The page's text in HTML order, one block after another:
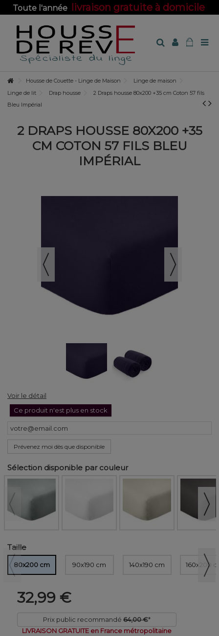
Toute l'année livraison gratuite à domicile
Housse de Couette - Linge de Maison
Linge de maison
Linge de lit
Drap housse
2 Draps housse 80x200 +35 cm Coton 57 fils
Bleu Impérial
2 DRAPS HOUSSE 80X200 +35
CM COTON 57 FILS BLEU
IMPÉRIAL
Voir le détail
Ce produit n'est plus en stock
Prévenez moi dès que disponible
Sélection disponible par couleur
Taille
80x200 cm 90x190 cm 140x190 cm 160x200
32,99 €
Prix public recommandé 64,00 €*
LIVRAISON GRATUITE en France métropolitaine